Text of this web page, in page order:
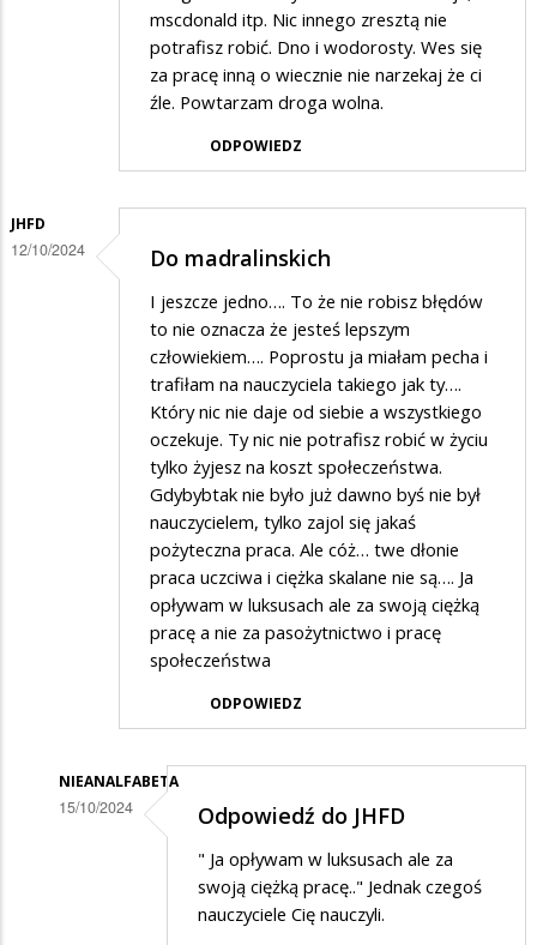
mscdonald itp. Nic innego zresztą nie
potrafisz robić. Dno i wodorosty. Wes się
za pracę inną o wiecznie nie narzekaj że ci
źle. Powtarzam droga wolna.
ODPOWIEDZ
JHFD
12/10/2024 Do madralinskich
I jeszcze jedno…. To że nie robisz błędów
to nie oznacza że jesteś lepszym
człowiekiem…. Poprostu ja miałam pecha i
trafiłam na nauczyciela takiego jak ty….
Który nic nie daje od siebie a wszystkiego
oczekuje. Ty nic nie potrafisz robić w życiu
tylko żyjesz na koszt społeczeństwa.
Gdybybtak nie było już dawno byś nie był
nauczycielem, tylko zajol się jakaś
pożyteczna praca. Ale cóż… twe dłonie
praca uczciwa i ciężka skalane nie są…. Ja
opływam w luksusach ale za swoją ciężką
pracę a nie za pasożytnictwo i pracę
społeczeństwa
ODPOWIEDZ
NIEANALFABETA
15/10/2024 Odpowiedź do JHFD
" Ja opływam w luksusach ale za
swoją ciężką pracę.." Jednak czegoś
nauczyciele Cię nauczyli.